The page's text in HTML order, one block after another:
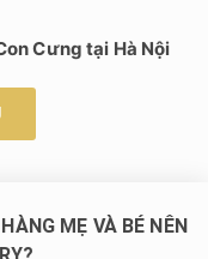
Cưng tại Hà Nội
MẸ VÀ BÉ NÊN